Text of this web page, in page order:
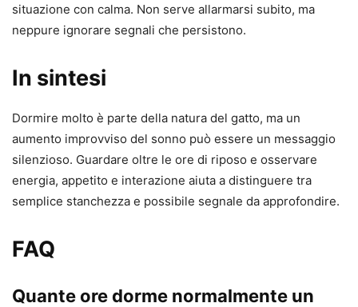
situazione con calma. Non serve allarmarsi subito, ma
neppure ignorare segnali che persistono.
In sintesi
Dormire molto è parte della natura del gatto, ma un
aumento improvviso del sonno può essere un messaggio
silenzioso. Guardare oltre le ore di riposo e osservare
energia, appetito e interazione aiuta a distinguere tra
semplice stanchezza e possibile segnale da approfondire.
FAQ
Quante ore dorme normalmente un